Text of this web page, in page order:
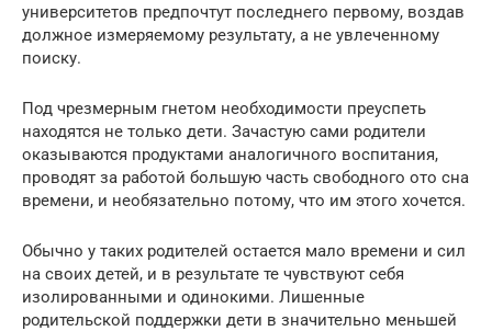
университетов предпочтут последнего первому, воздав
должное измеряемому результату, а не увлеченному
поиску.
Под чрезмерным гнетом необходимости преуспеть
находятся не только дети. Зачастую сами родители
оказываются продуктами аналогичного воспитания,
проводят за работой бoльшую часть свободного ото сна
времени, и необязательно потому, что им этого хочется.
Обычно у таких родителей остается мало времени и сил
на своих детей, и в результате те чувствуют себя
изолированными и одинокими. Лишенные
родительской поддержки дети в значительно меньшей